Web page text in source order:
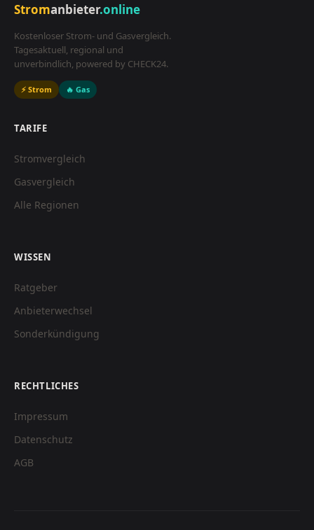
Stromanbieter.online
Kostenloser Strom- und Gasvergleich.
Tagesaktuell, regional und
unverbindlich, powered by CHECK24.
⚡ Strom 🔥 Gas
TARIFE
Stromvergleich
Gasvergleich
Alle Regionen
WISSEN
Ratgeber
Anbieterwechsel
Sonderkündigung
RECHTLICHES
Impressum
Datenschutz
AGB